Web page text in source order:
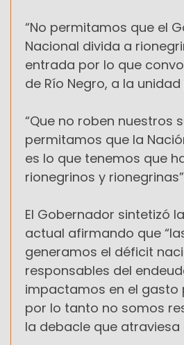
“No permitamos que el
Nacional divida a
entrada por lo que
de Río Negro, a la unidad
“Que no roben nuestros
permitamos que la
es lo que tenemos que
rionegrinos y
El Gobernador sintetizó
actual afirmando que
generamos el déficit
responsables del
impactamos en el gasto
por lo tanto no somos
la debacle que atraviesa